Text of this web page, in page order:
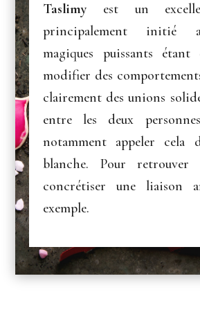
Taslimyest un
principalement initié
magiques puissants étant
modifier des
clairement des unions
entre les deux
notamment appeler cela
blanche. Pour
concrétiser une liaison
exemple.